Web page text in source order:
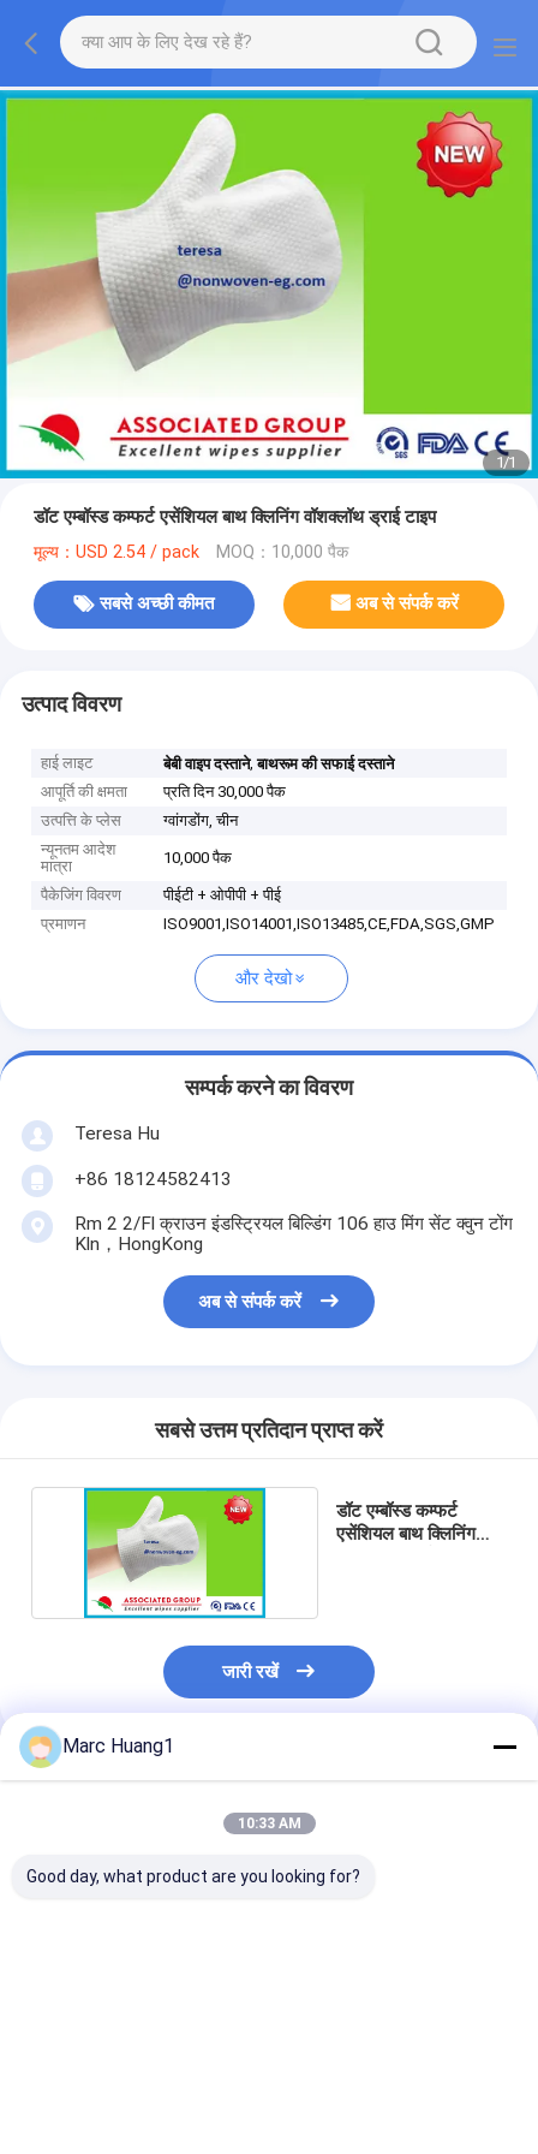
1/1
डॉट एम्बॉस्ड कम्फर्ट एसेंशियल बाथ क्लिनिंग वॉशक्लॉथ ड्राई टाइप
मूल्य：USD 2.54 / pack MOQ：10,000 पैक
सबसे अच्छी कीमत अब से संपर्क करें
उत्पाद विवरण
हाई लाइट बेबी वाइप दस्ताने,बाथरूम की सफाई दस्ताने
आपूर्ति की क्षमता
प्रति दिन 30,000 पैक
उत्पत्ति के प्लेस
ग्वांगडोंग, चीन
न्यूनतम आदेश
मात्रा
10,000 पैक
पैकेजिंग विवरण
पीईटी + ओपीपी + पीई
प्रमाणन
ISO9001,ISO14001,ISO13485,CE,FDA,SGS,GMP
और देखो
सम्पर्क करने का विवरण
Teresa Hu
+86 18124582413
Rm 2 2/Fl क्राउन इंडस्ट्रियल बिल्डिंग 106 हाउ मिंग सेंट क्वुन टोंग
Kln，HongKong
अब से संपर्क करें
सबसे उत्तम प्रतिदान प्राप्त करें
डॉट एम्बॉस्ड कम्फर्ट
एसेंशियल बाथ क्लिनिंग
जारी रखें
अनुशंसित उत्पाद
Marc Huang1
10:33 AM
Good day, what product are you looking for?